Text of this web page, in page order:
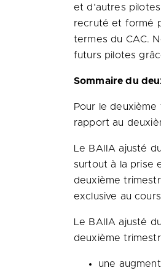
et d’autres
recruté et formé
termes du CAC.
futurs pilotes
Sommaire du
Pour le deuxième
rapport au
Le BAIIA ajusté
surtout à la prise
deuxième
exclusive au
Le BAIIA ajusté
deuxième
une